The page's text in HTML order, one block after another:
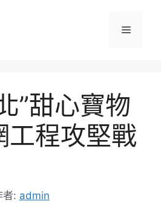
選
”甜心寶物
工程攻堅戰
者: admin